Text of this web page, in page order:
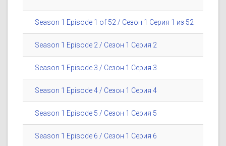
Season 1 Episode 1 of 52 / Сезон 1 Серия 1 из 52
Season 1 Episode 2 / Сезон 1 Серия 2
Season 1 Episode 3 / Сезон 1 Серия 3
Season 1 Episode 4 / Сезон 1 Серия 4
Season 1 Episode 5 / Сезон 1 Серия 5
Season 1 Episode 6 / Сезон 1 Серия 6